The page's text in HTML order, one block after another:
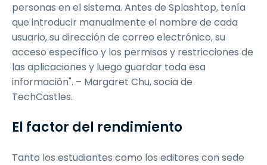
personas en el sistema. Antes de Splashtop, tenía
que introducir manualmente el nombre de cada
usuario, su dirección de correo electrónico, su
acceso específico y los permisos y restricciones de
las aplicaciones y luego guardar toda esa
información". – Margaret Chu, socia de
TechCastles.
El factor del rendimiento
Tanto los estudiantes como los editores con sede